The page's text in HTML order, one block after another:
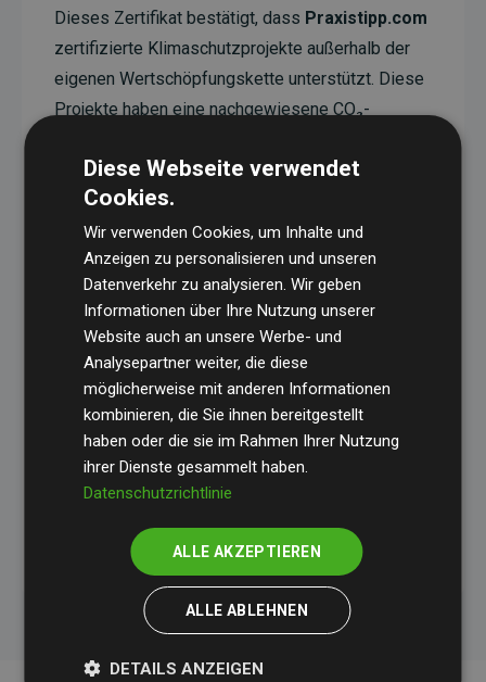
Dieses Zertifikat bestätigt, dass Praxistipp.com
zertifizierte Klimaschutzprojekte außerhalb der
eigenen Wertschöpfungskette unterstützt. Diese
Projekte haben eine nachgewiesene CO₂-
Doppelten der geschätzten Emissionen der
Website entspricht.
Alle unterstützten Projekte werden durch
Standardverifiziert und erfüllen höchste
Anforderungen an Qualität, tatsächliche
Klimawirkung und Transparenz. Weitere
Informationen zu den einzelnen Projekten finden
Sie hier.
Initiative Websites, die Klimaprojekte unterstützen
Diese Webseite verwendet
Cookies.
Wir verwenden Cookies, um Inhalte und
Anzeigen zu personalisieren und unseren
Datenverkehr zu analysieren. Wir geben
Informationen über Ihre Nutzung unserer
Website auch an unsere Werbe- und
Analysepartner weiter, die diese
möglicherweise mit anderen Informationen
kombinieren, die Sie ihnen bereitgestellt
haben oder die sie im Rahmen Ihrer Nutzung
ihrer Dienste gesammelt haben.
Datenschutzrichtlinie
ALLE AKZEPTIEREN
ALLE ABLEHNEN
DETAILS ANZEIGEN